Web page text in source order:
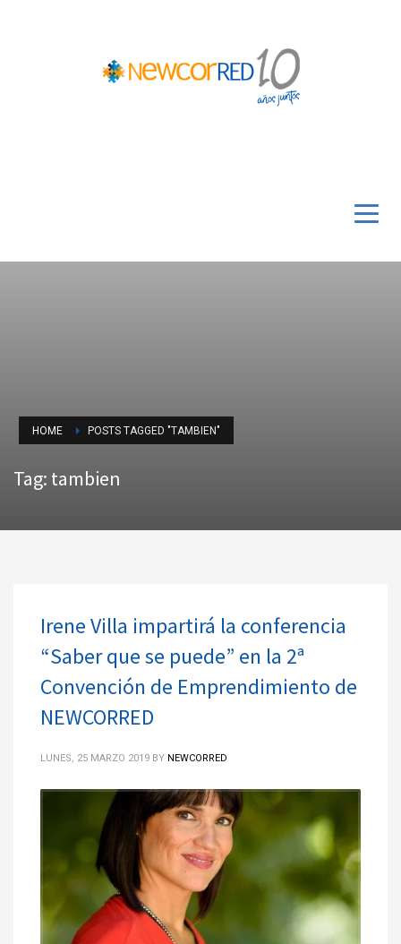
HOME POSTS TAGGED "TAMBIEN"
Tag: tambien
Irene Villa impartirá la conferencia
“Saber que se puede” en la 2ª
Convención de Emprendimiento de
NEWCORRED
LUNES, 25 MARZO 2019 BY NEWCORRED